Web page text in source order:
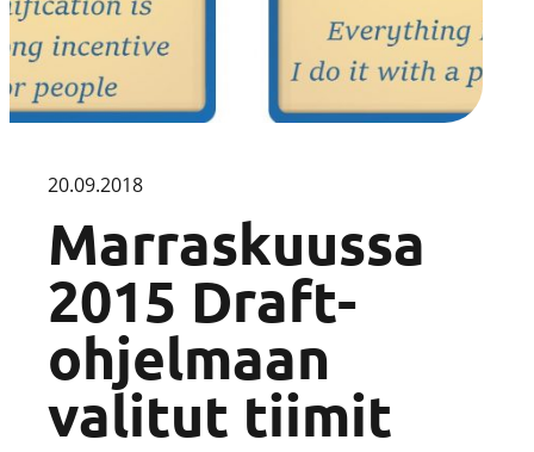
20.09.2018
Marraskuussa
2015 Draft-
ohjelmaan
valitut tiimit